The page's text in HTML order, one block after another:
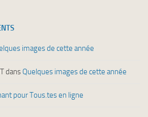
images de cette année
dans Quelques images de cette année
pour Tous.tes en ligne